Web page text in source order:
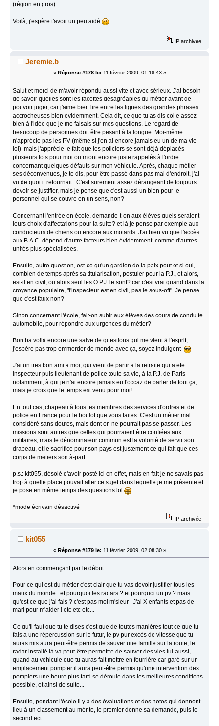
(région en gros).
Voilà, j'espère t'avoir un peu aidé
IP archivée
Jeremie.b
« Réponse #178 le: 11 février 2009, 01:18:43 »
Salut et merci de m'avoir répondu aussi vite et avec sérieux. J'ai besoin
de savoir quelles sont les facettes désagréables du métier avant de
pouvoir juger, car j'aime bien lire entre les lignes des grandes phrases
accrocheuses bien évidemment. Cela dit, ce que tu as dis colle assez
bien à l'idée que je me faisais sur mes questions. Le regard de
beaucoup de personnes doit être pesant à la longue. Moi-même
n'apprécie pas les PV (même si j'en ai encore jamais eu un de ma vie
lol), mais j'apprécie le fait que les policiers se sont déjà déplacés
plusieurs fois pour moi ou m'ont encore juste rappelés à l'ordre
concernant quelques défauts sur mon véhicule. Après, chaque métier
ses déconvenues, je te dis, pour être passé dans pas mal d'endroit, j'ai
vu de quoi il retournait...C'est surement assez dérangeant de toujours
devoir se justifier, mais je pense que c'est aussi un bien pour le
personnel qui se couvre en un sens, non?
Concernant l'entrée en école, demande-t-on aux élèves quels seraient
leurs choix d'affectations pour la suite? et là je pense par exemple aux
conducteurs de chiens ou encore aux motards. J'ai bien vu que l'accès
aux B.A.C. dépend d'autre facteurs bien évidemment, comme d'autres
unités plus spécialisées.
Ensuite, autre question, est-ce qu'un gardien de la paix peut et si oui,
combien de temps après sa titularisation, postuler pour la P.J., et alors,
est-il en civil, ou alors seul les O.P.J. le sont? car c'est vrai quand dans la
croyance populaire, "l'inspecteur est en civil, pas le sous-off". Je pense
que c'est faux non?
Sinon concernant l'école, fait-on subir aux élèves des cours de conduite
automobile, pour répondre aux urgences du métier?
Bon ba voilà encore une salve de questions qui me vient à l'esprit,
j'espère pas trop emmerder de monde avec ça, soyez indulgent
J'ai un très bon ami à moi, qui vient de partir à la retraite qui à été
inspecteur puis lieutenant de police toute sa vie, à la P.J. de Paris
notamment, à qui je n'ai encore jamais eu l'occaz de parler de tout ça,
mais je crois que le temps est venu pour moi!
En tout cas, chapeau à tous les membres des services d'ordres et de
police en France pour le boulot que vous faites. C'est un métier mal
considéré sans doutes, mais dont on ne pourrait pas se passer. Les
missions sont autres que celles qui pourraient être confiées aux
militaires, mais le dénominateur commun est la volonté de servir son
drapeau, et le sacrifice pour son pays est justement ce qui fait que ces
corps de métiers son à-part.
p.s.: kit055, désolé d'avoir posté ici en effet, mais en fait je ne savais pas
trop à quelle place pouvait aller ce sujet dans lequelle je me présente et
je pose en même temps des questions lol
*mode écrivain désactivé
IP archivée
kit055
« Réponse #179 le: 11 février 2009, 02:08:30 »
Alors en commençant par le début :
Pour ce qui est du métier c'est clair que tu vas devoir justifier tous les
maux du monde : et pourquoi les radars ? et pourquoi un pv ? mais
qu'est ce que j'ai fais ? c'est pas moi m'sieur ! J'ai X enfants et pas de
mari pour m'aider ! etc etc etc...
Ce qu'il faut que tu te dises c'est que de toutes manières tout ce que tu
fais a une répercussion sur le futur, le pv pur excès de vitesse que tu
auras mis aura peut-être permis de sauver une famille sur la route, le
radar installé là va peut-être permettre de sauver des vies lui-aussi,
quand au véhicule que tu auras fait mettre en fourrière car garé sur un
emplacement pompier il aura peut-être permis qu'une intervention des
pompiers une heure plus tard se déroule dans les meilleures conditions
possible, et ainsi de suite...
Ensuite, pendant l'école il y a des évaluations et des notes qui donnent
lieu à un classement au mérite, le premier donne sa demande, puis le
second ect ...